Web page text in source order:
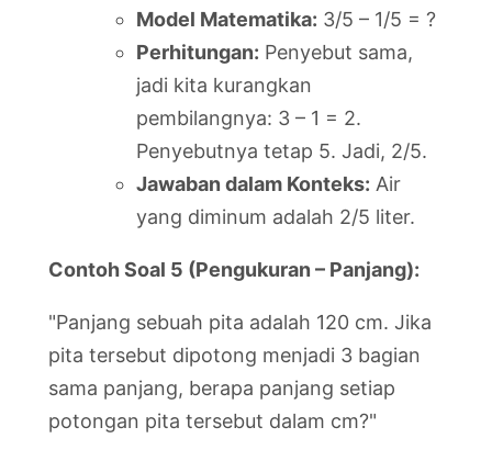
Model Matematika: 3/5 – 1/5 = ?
Perhitungan: Penyebut sama,
jadi kita kurangkan
pembilangnya: 3 – 1 = 2.
Penyebutnya tetap 5. Jadi, 2/5.
Jawaban dalam Konteks: Air
yang diminum adalah 2/5 liter.
Contoh Soal 5 (Pengukuran – Panjang):
"Panjang sebuah pita adalah 120 cm. Jika
pita tersebut dipotong menjadi 3 bagian
sama panjang, berapa panjang setiap
potongan pita tersebut dalam cm?"